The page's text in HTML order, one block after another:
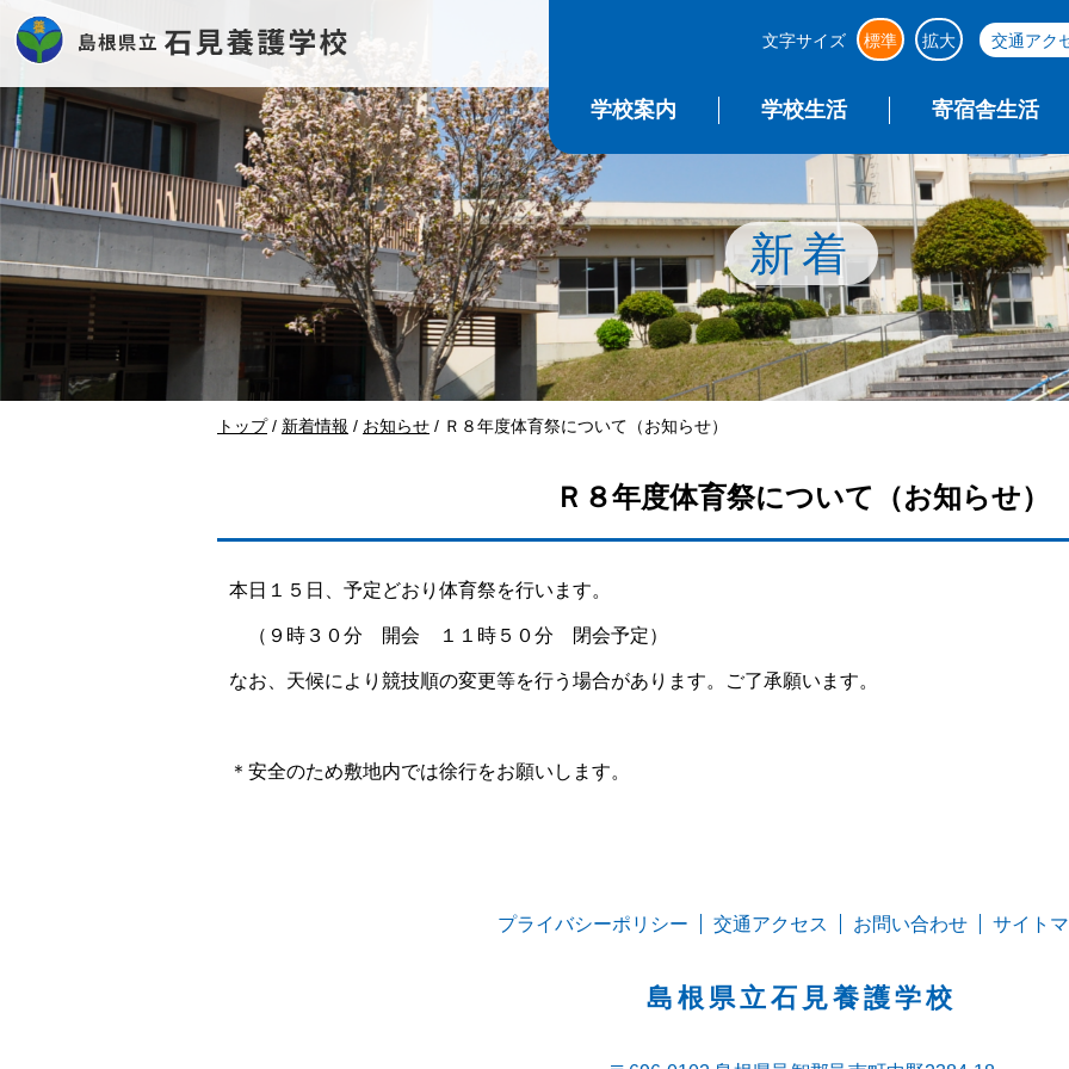
このページの本文へ
文字サイズ 標準 拡大 交通アク
学校案内 学校生活 寄宿舎生活
新着
現
トップ/ 新着情報 / お知らせ / Ｒ８年度体育祭について（お知らせ）
Ｒ８年度体育祭について（お知らせ）
本日１５日、予定どおり体育祭を行います。
（９時３０分 開会 １１時５０分 閉会予定）
なお、天候により競技順の変更等を行う場合があります。ご了承願います。
＊安全のため敷地内では徐行をお願いします。
プライバシーポリシー 交通アクセス お問い合わせ サイト
島根県立石見養護学校